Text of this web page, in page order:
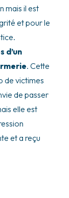
mais il est
et pour le
d’un
. Cette
de victimes
de passer
elle est
et a reçu